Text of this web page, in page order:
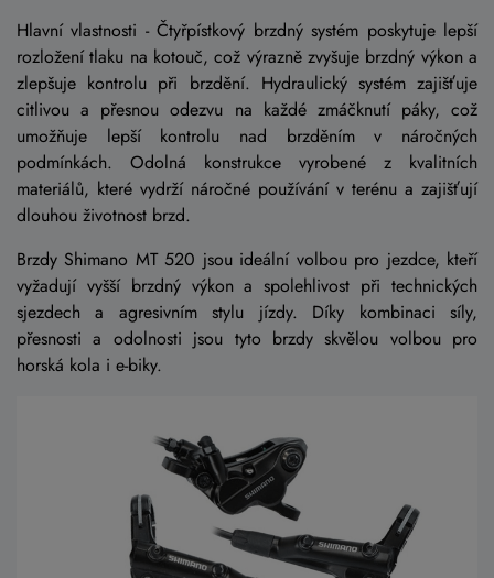
Hlavní vlastnosti - Čtyřpístkový brzdný systém poskytuje lepší
rozložení tlaku na kotouč, což výrazně zvyšuje brzdný výkon a
zlepšuje kontrolu při brzdění. Hydraulický systém zajišťuje
citlivou a přesnou odezvu na každé zmáčknutí páky, což
umožňuje lepší kontrolu nad brzděním v náročných
podmínkách. Odolná konstrukce vyrobené z kvalitních
materiálů, které vydrží náročné používání v terénu a zajišťují
dlouhou životnost brzd.
Brzdy Shimano MT 520 jsou ideální volbou pro jezdce, kteří
vyžadují vyšší brzdný výkon a spolehlivost při technických
sjezdech a agresivním stylu jízdy. Díky kombinaci síly,
přesnosti a odolnosti jsou tyto brzdy skvělou volbou pro
horská kola i e-biky.